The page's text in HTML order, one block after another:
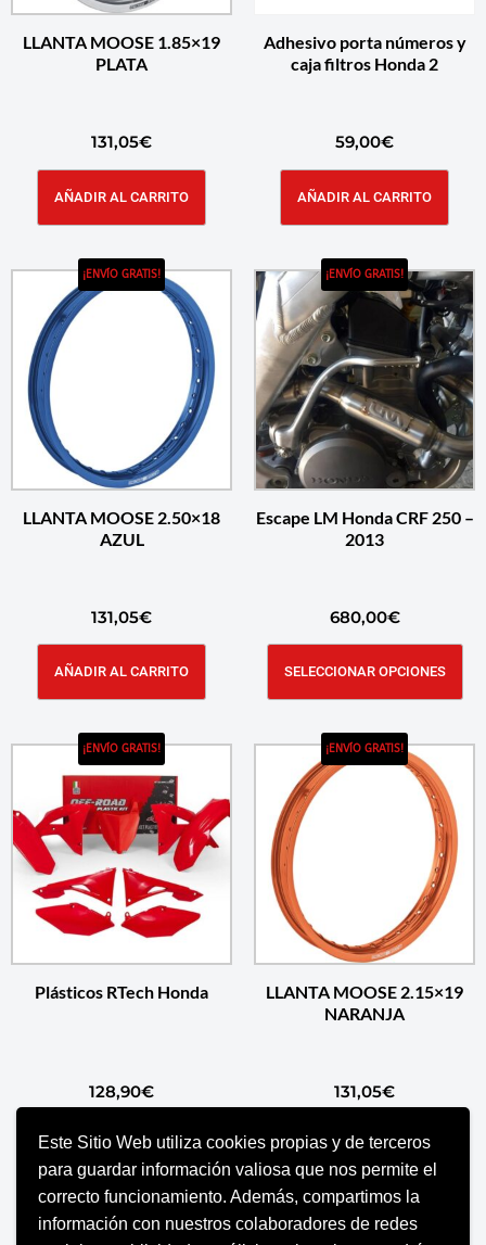
Este Sitio Web utiliza cookies propias y de terceros
para guardar información valiosa que nos permite el
correcto funcionamiento. Además, compartimos la
información con nuestros colaboradores de redes
LLANTA MOOSE 1.85×19
PLATA
131,05€
AÑADIR AL CARRITO
Adhesivo porta números y
caja filtros Honda 2
59,00€
AÑADIR AL CARRITO
¡ENVÍO GRATIS!
LLANTA MOOSE 2.50×18
AZUL
131,05€
AÑADIR AL CARRITO
¡ENVÍO GRATIS!
Escape LM Honda CRF 250 –
2013
680,00€
SELECCIONAR OPCIONES
¡ENVÍO GRATIS!
Plásticos RTech Honda
128,90€
SELECCIONAR OPCIONES
¡ENVÍO GRATIS!
LLANTA MOOSE 2.15×19
NARANJA
131,05€
AÑADIR AL CARRITO